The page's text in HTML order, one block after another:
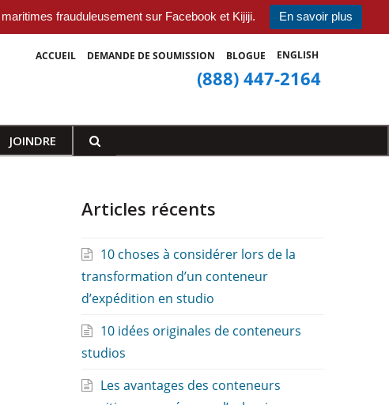
frauduleusement sur Facebook et Kijiji. En savoir plus
ACCUEIL DEMANDE DE SOUMISSION BLOGUE ENGLISH
(888) 447-2164
JOINDRE
Articles récents
10 choses à considérer lors de la
transformation d’un conteneur
d’expédition en studio
10 idées originales de conteneurs
studios
Les avantages des conteneurs